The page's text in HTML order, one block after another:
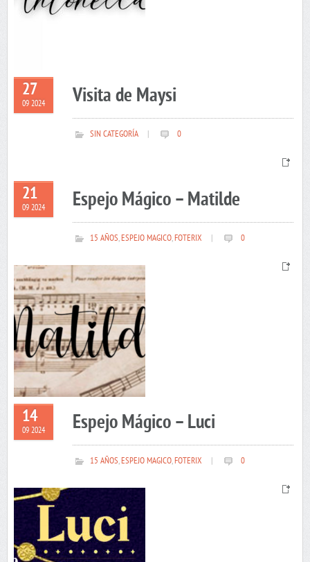
27
09 2024 Visita de Maysi
SIN CATEGORÍA 0
21
09 2024 Espejo Mágico – Matilde
15 AÑOS,ESPEJO MAGICO,FOTERIX 0
14
09 2024 Espejo Mágico – Luci
15 AÑOS,ESPEJO MAGICO,FOTERIX 0